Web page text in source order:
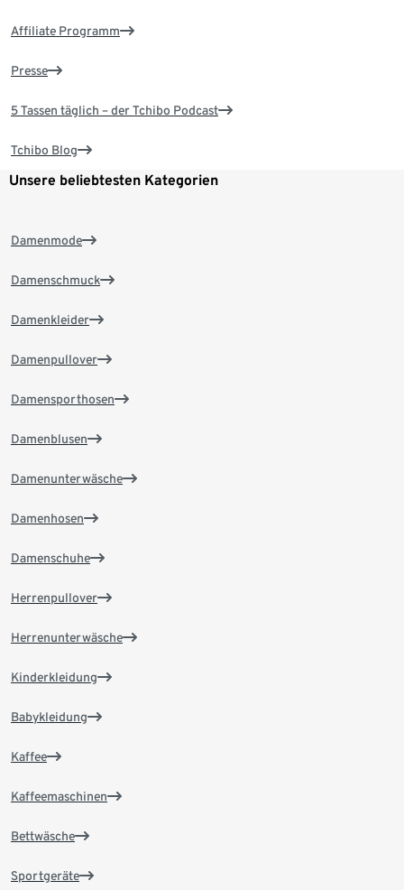
Affiliate Programm
Presse
5 Tassen täglich – der Tchibo Podcast
Tchibo Blog
Unsere beliebtesten Kategorien
Damenmode
Damenschmuck
Damenkleider
Damenpullover
Damensporthosen
Damenblusen
Damenunterwäsche
Damenhosen
Damenschuhe
Herrenpullover
Herrenunterwäsche
Kinderkleidung
Babykleidung
Kaffee
Kaffeemaschinen
Bettwäsche
Sportgeräte